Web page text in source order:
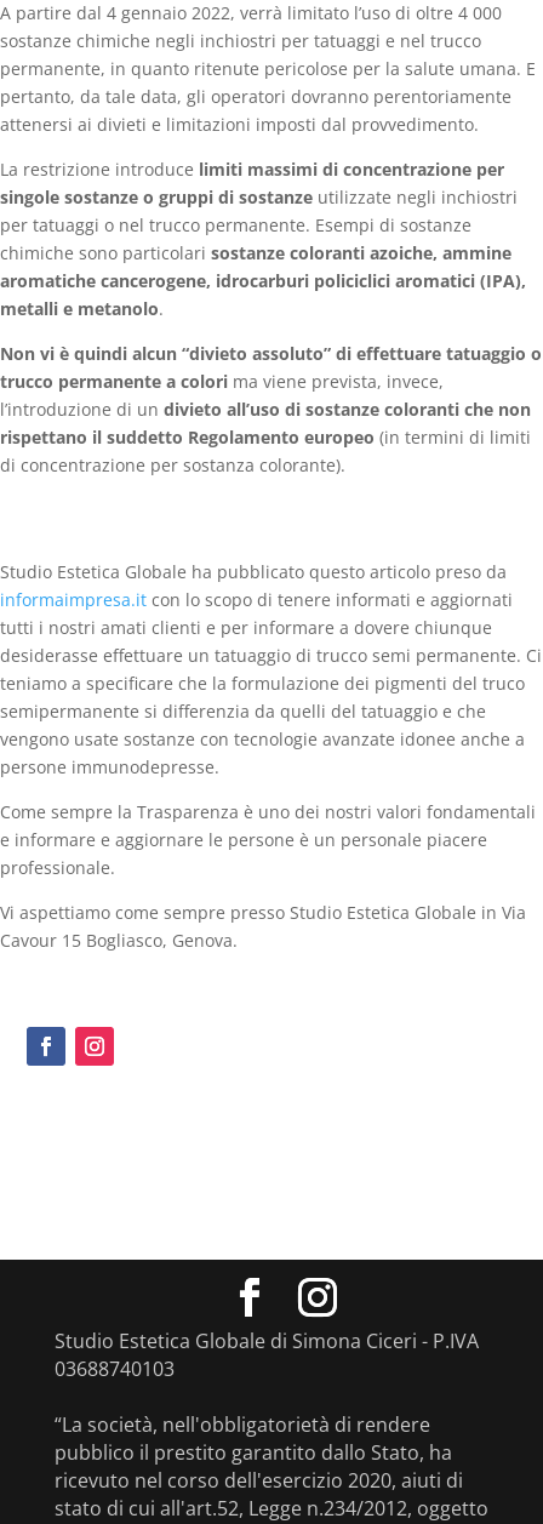
A partire dal 4 gennaio 2022, verrà limitato l’uso di oltre 4 000
sostanze chimiche negli inchiostri per tatuaggi e nel trucco
permanente, in quanto ritenute pericolose per la salute umana. E
pertanto, da tale data, gli operatori dovranno perentoriamente
attenersi ai divieti e limitazioni imposti dal provvedimento.
La restrizione introduce limiti massimi di concentrazione per
singole sostanze o gruppi di sostanze utilizzate negli inchiostri
per tatuaggi o nel trucco permanente. Esempi di sostanze
chimiche sono particolari sostanze coloranti azoiche, ammine
aromatiche cancerogene, idrocarburi policiclici aromatici (IPA),
metalli e metanolo.
Non vi è quindi alcun “divieto assoluto” di effettuare tatuaggio o
trucco permanente a colori ma viene prevista, invece,
l’introduzione di un divieto all’uso di sostanze coloranti che non
rispettano il suddetto Regolamento europeo (in termini di limiti
di concentrazione per sostanza colorante).
Studio Estetica Globale ha pubblicato questo articolo preso da
informaimpresa.it con lo scopo di tenere informati e aggiornati
tutti i nostri amati clienti e per informare a dovere chiunque
desiderasse effettuare un tatuaggio di trucco semi permanente. Ci
teniamo a specificare che la formulazione dei pigmenti del truco
semipermanente si differenzia da quelli del tatuaggio e che
vengono usate sostanze con tecnologie avanzate idonee anche a
persone immunodepresse.
Come sempre la Trasparenza è uno dei nostri valori fondamentali
e informare e aggiornare le persone è un personale piacere
professionale.
Vi aspettiamo come sempre presso Studio Estetica Globale in Via
Cavour 15 Bogliasco, Genova.
Studio Estetica Globale di Simona Ciceri - P.IVA
03688740103
“La società, nell'obbligatorietà di rendere
pubblico il prestito garantito dallo Stato, ha
ricevuto nel corso dell'esercizio 2020, aiuti di
stato di cui all'art.52, Legge n.234/2012, oggetto